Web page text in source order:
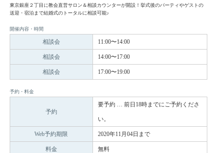
東京銀座２丁目に教会直営サロン＆相談カウンターが開設！挙式後のパーティやゲストの
送迎・宿泊まで結婚式のトータルに相談可能♪
開催内容・時間
相談会 11:00〜14:00
相談会 14:00〜17:00
相談会 17:00〜19:00
予約・料金
予約
要予約 … 前日18時までにご予約くださ
い。
Web予約期限 2020年11月04日まで
料金 無料